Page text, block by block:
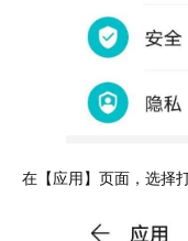
在【应用】页面，选择